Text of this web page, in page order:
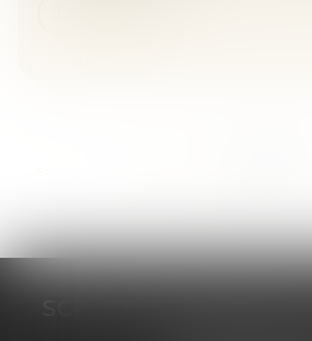
SCP COSTE DAUDÉ